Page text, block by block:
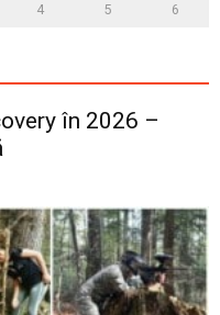
4 5 6
în 2026 –